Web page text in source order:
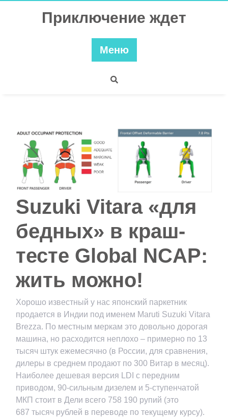
Приключение ждет
Меню
Suzuki Vitara «для
бедных» в краш-
тесте Global NCAP:
жить можно!
Хорошо известный у нас японский паркетник
продается в Индии под именем Maruti Suzuki Vitara
Brezza. По местным меркам это довольно дорогая
машина, но расходится неплохо – примерно по 13
тысяч штук ежемесячно (в России, для сравнения,
дилеры в среднем продают по 300 Витар в месяц).
Наиболее дешевая версия LDI с передним
приводом, 90-сильным дизелем и 5-ступенчатой
МКП стоит в Дели всего 758 190 рупий (это
687 тысяч рублей в переводе по текущему курсу).